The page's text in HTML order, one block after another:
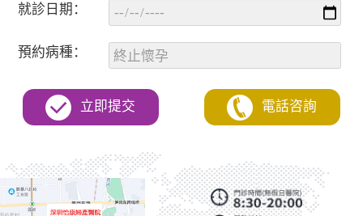
就診日期：
預約病種：
立即提交 電話咨詢